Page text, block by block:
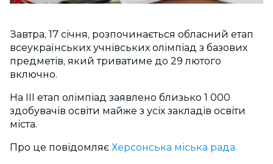
Завтра, 17 січня, розпочинається обласний етап
всеукраїнських учнівських олімпіад з базових
предметів, який триватиме до 29 лютого
включно.
На ІІІ етап олімпіад заявлено близько 1 000
здобувачів освіти майже з усіх закладів освіти
міста.
Про це повідомляє Херсонська міська рада.